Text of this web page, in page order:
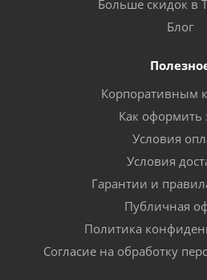
Больше скидок в
Блог
Корпоративным
Как оформить
Условия
Условия
Гарантии и
Публичная
Политика
Согласие на обработку